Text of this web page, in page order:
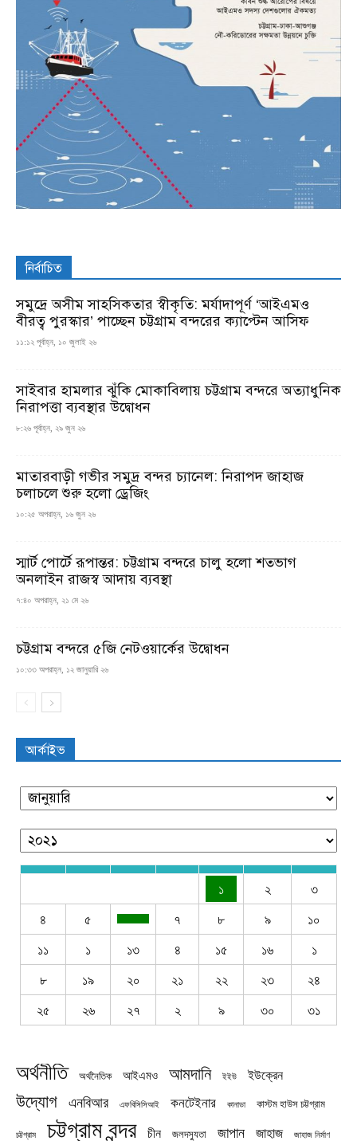
নির্বাচিত
সমুদ্রে অসীম সাহসিকতার স্বীকৃতি: মর্যাদাপূর্ণ ‘আইএমও
বীরত্ব পুরস্কার’ পাচ্ছেন চট্টগ্রাম বন্দরের ক্যাপ্টেন আসিফ
১১:১২ পূর্বাহ্ন, ১০ জুলাই ২৬
সাইবার হামলার ঝুঁকি মোকাবিলায় চট্টগ্রাম বন্দরে অত্যাধুনিক
নিরাপত্তা ব্যবস্থার উদ্বোধন
৮:২৬ পূর্বাহ্ন, ২৯ জুন ২৬
মাতারবাড়ী গভীর সমুদ্র বন্দর চ্যানেল: নিরাপদ জাহাজ
চলাচলে শুরু হলো ড্রেজিং
১০:২৫ অপরাহ্ন, ১৬ জুন ২৬
স্মার্ট পোর্টে রূপান্তর: চট্টগ্রাম বন্দরে চালু হলো শতভাগ
অনলাইন রাজস্ব আদায় ব্যবস্থা
৭:৪০ অপরাহ্ন, ২১ মে ২৬
চট্টগ্রাম বন্দরে ৫জি নেটওয়ার্কের উদ্বোধন
১০:৩৩ অপরাহ্ন, ১২ জানুয়ারি ২৬
আর্কাইভ
১ ২
৩
৪
৫ ৭ ৮ ৯
১০
১১
১ ১৩ ৪ ১৫ ১৬
১
৮
১৯ ২০ ২১ ২২ ২৩
২৪
২৫
২৬ ২৭ ২ ৯ ৩০ ৩১
অর্থনীতি অর্থনৈতিক আইএমও আমদানি ইইউ ইউক্রেন
উদ্যোগ এনবিআর এফবিসিসিআই কনটেইনার কানাডা কাস্টম হাউস চট্টগ্রাম
চট্টগ্রাম চট্টগ্রাম বন্দর চীন জলদস্যুতা জাপান জাহাজ জাহাজ নির্মাণ